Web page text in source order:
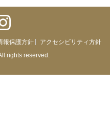
報保護方針
アクセシビリティ方針
rights reserved.